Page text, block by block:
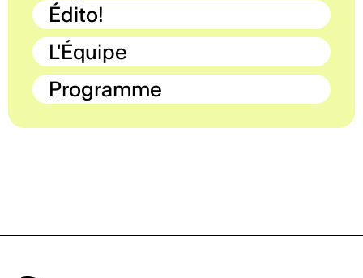
Édito!
L'Équipe
Programme